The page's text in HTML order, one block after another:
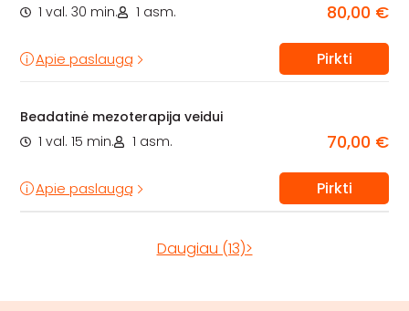
1 val. 30 min.
1 asm. 80,00 €
Apie paslaugą Pirkti
Beadatinė mezoterapija veidui
1 val. 15 min.
1 asm. 70,00 €
Apie paslaugą Pirkti
Daugiau (13)>